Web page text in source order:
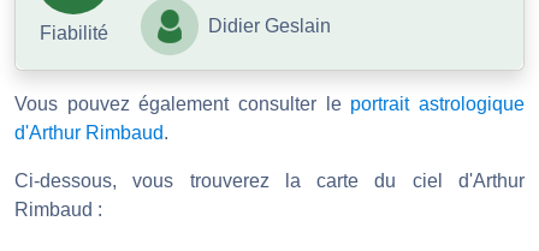
Fiabilité Didier Geslain
Vous pouvez également consulter le portrait astrologique
d'Arthur Rimbaud.
Ci-dessous, vous trouverez la carte du ciel d'Arthur
Rimbaud :